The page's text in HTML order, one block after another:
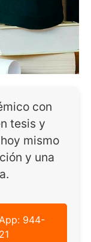
con
tesis y
mismo
y una
944-